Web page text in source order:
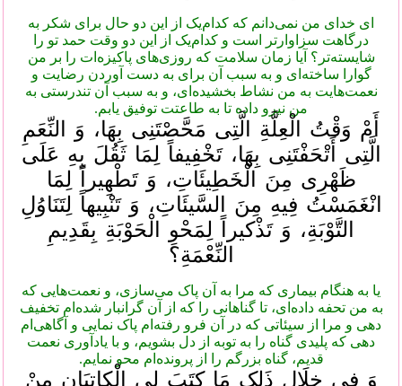
ای خدای من نمی‌دانم که کدام‌یک از این دو حال برای شکر به
درگاهت سزاوارتر است و کدام‌یک از این دو وقت حمد تو را
شایسته‌تر؟ آیا زمان سلامت که روزی‌های پاکیزه‌ات را بر من
گوارا ساخته‌ای و به سبب آن برای به دست آوردن رضایت و
نعمت‌هایت به من نشاط بخشیده‌ای، و به سبب آن تندرستی به
من نیرو داده تا به طاعتت توفیق یابم.
أَمْ وَقْتُ الْعِلَّةِ الَّتِی مَحَّصْتَنِی بِهَا، وَ النِّعَمِ
الَّتِی أَتْحَفْتَنِی بِهَا، تَخْفِیفاً لِمَا ثَقُلَ بِهِ عَلَی
ظَهْرِی مِنَ الْخَطِیئَاتِ، وَ تَطْهِیراً لِمَا
انْغَمَسْتُ فِیهِ مِنَ السَّیئَاتِ، وَ تَنْبِیهاً لِتَنَاوُلِ
التَّوْبَةِ، وَ تَذْکیراً لِمَحْوِ الْحَوْبَةِ بِقَدِیمِ
النِّعْمَةِ؟
یا به هنگام بیماری که مرا به آن پاک می‌سازی، و نعمت‌هایی که
به من تحفه داده‌ای، تا گناهانی را که از آن گرانبار شده‌ام تخفیف
دهی و مرا از سیئاتی که در آن فرو رفته‌ام پاک نمایی و آگاهی‌ام
دهی که پلیدی گناه را به توبه از دل بشویم، و با یادآوری نعمت
قدیم، گناه بزرگم را از پرونده‌ام محو نمایم.
وَ فِی خِلَالِ ذَلِک مَا کتَبَ لِی الْکاتِبَانِ مِنْ